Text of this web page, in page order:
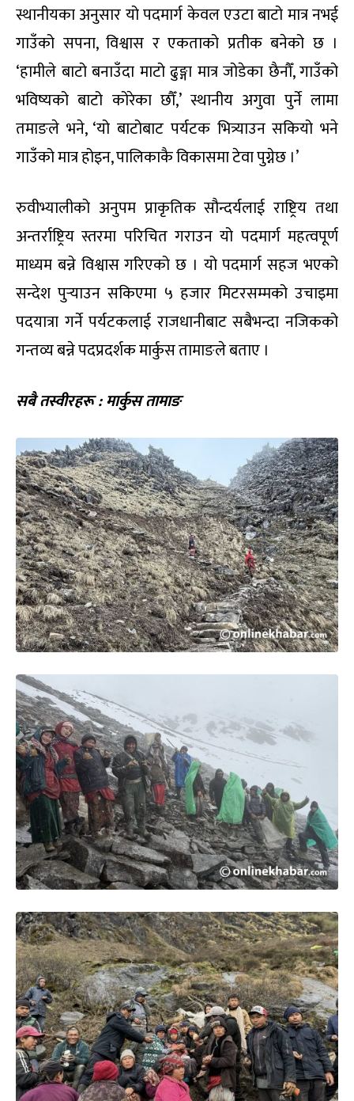
स्थानीयका अनुसार यो पदमार्ग केवल एउटा बाटो मात्र नभई
गाउँको सपना, विश्वास र एकताको प्रतीक बनेको छ ।
‘हामीले बाटो बनाउँदा माटो ढुङ्गा मात्र जोडेका छैनौँ, गाउँको
भविष्यको बाटो कोरेका छौँ,’ स्थानीय अगुवा पुर्ने लामा
तमाङले भने, ‘यो बाटोबाट पर्यटक भित्र्याउन सकियो भने
गाउँको मात्र होइन, पालिकाकै विकासमा टेवा पुग्नेछ ।’
रुवीभ्यालीको अनुपम प्राकृतिक सौन्दर्यलाई राष्ट्रिय तथा
अन्तर्राष्ट्रिय स्तरमा परिचित गराउन यो पदमार्ग महत्वपूर्ण
माध्यम बन्ने विश्वास गरिएको छ । यो पदमार्ग सहज भएको
सन्देश पुर्‍याउन सकिएमा ५ हजार मिटरसम्मको उचाइमा
पदयात्रा गर्ने पर्यटकलाई राजधानीबाट सबैभन्दा नजिकको
गन्तव्य बन्ने पदप्रदर्शक मार्कुस तामाङले बताए ।
सबै तस्वीरहरू : मार्कुस तामाङ